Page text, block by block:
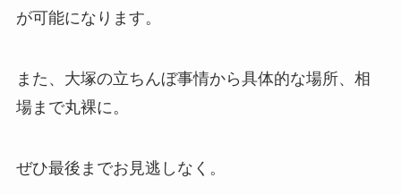
が可能になります。
また、大塚の立ちんぼ事情から具体的な場所、相
場まで丸裸に。
ぜひ最後までお見逃しなく。